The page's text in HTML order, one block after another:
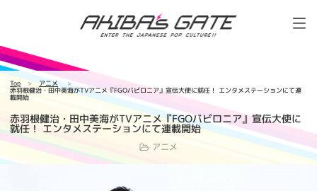
Top アニメ
赤羽根健治・田中美海がTVアニメ『FGOバビロニア』宣伝大使に就任！ エンタメステーションにて連
載開始
赤羽根健治・田中美海がTVアニメ『FGOバビロニア』宣伝大使に
就任！ エンタメステーションにて連載開始
アニメ